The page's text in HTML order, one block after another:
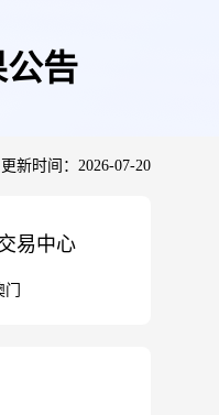
告
更新时间：2026-07-20
易中心